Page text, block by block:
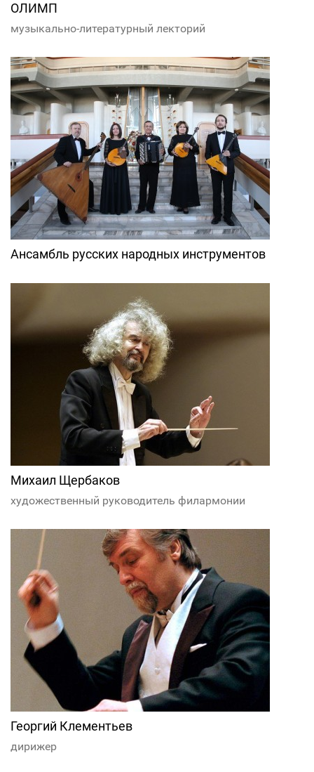
ОЛИМП
музыкально-литературный лекторий
Ансамбль русских народных инструментов
Михаил Щербаков
художественный руководитель филармонии
Георгий Клементьев
дирижер